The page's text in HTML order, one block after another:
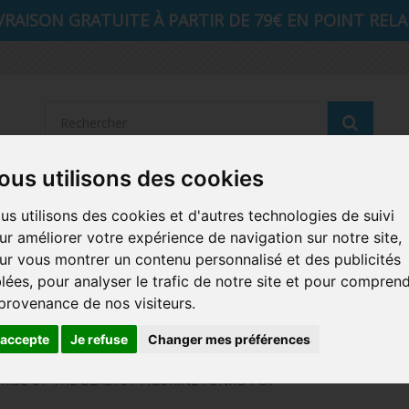
utilisons des cookies
utilisons des cookies et d'autres technologies de suivi
améliorer votre expérience de navigation sur notre site,
vous montrer un contenu personnalisé et des publicités
pour analyser le trafic de notre site et pour
de nos visiteurs.
Je refuse Changer mes préférences
GRATUITE À PARTIR DE 79€ EN POINT
AUTRES COMICS MUSIQUE SPORTS POP
FUNKO HOME FUNKO VINYL SODA RETRO
CARTE A JOUER
OF THE BEASTS / FIGURINE FUNKO POP